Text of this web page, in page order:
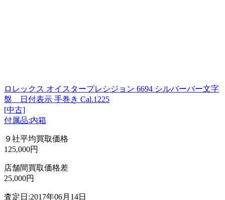
ロレックス オイスタープレシジョン 6694 シルバーバー文字
盤 日付表示 手巻き Cal.1225
[中古]
付属品:内箱
９社平均買取価格
125,000円
店舗間買取価格差
25,000円
査定日:2017年06月14日